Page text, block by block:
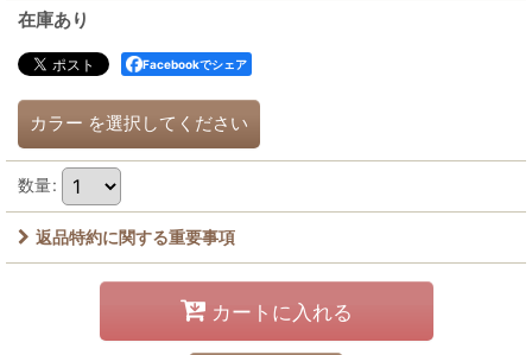
在庫あり
Facebookでシェア
カラー を選択してください
数量:
返品特約に関する重要事項
カートに入れる